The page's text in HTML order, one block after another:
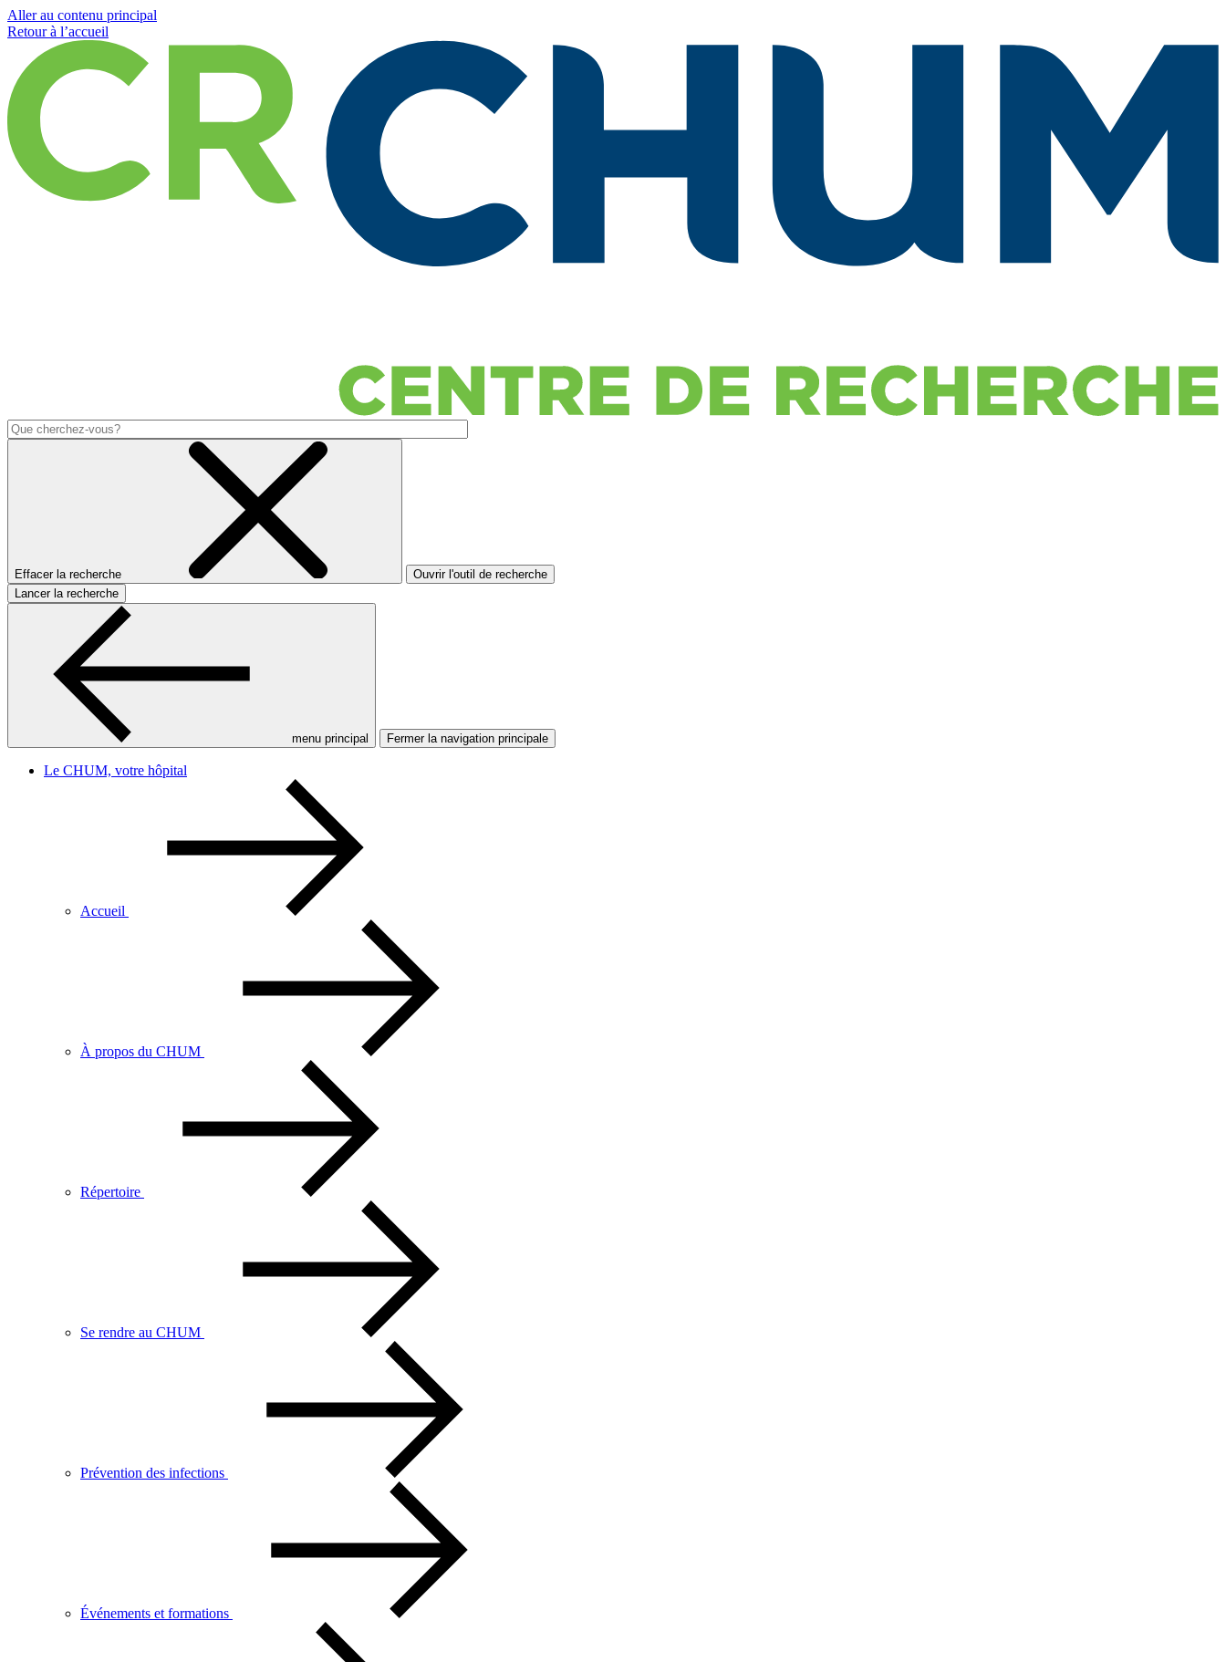
Aller au contenu principal
Retour à l’accueil
Effacer la recherche
Ouvrir l'outil de recherche
Lancer la recherche
menu principal Fermer la navigation principale
Le CHUM, votre hôpital
Accueil
À propos du CHUM
Répertoire
Se rendre au CHUM
Prévention des infections
Événements et formations